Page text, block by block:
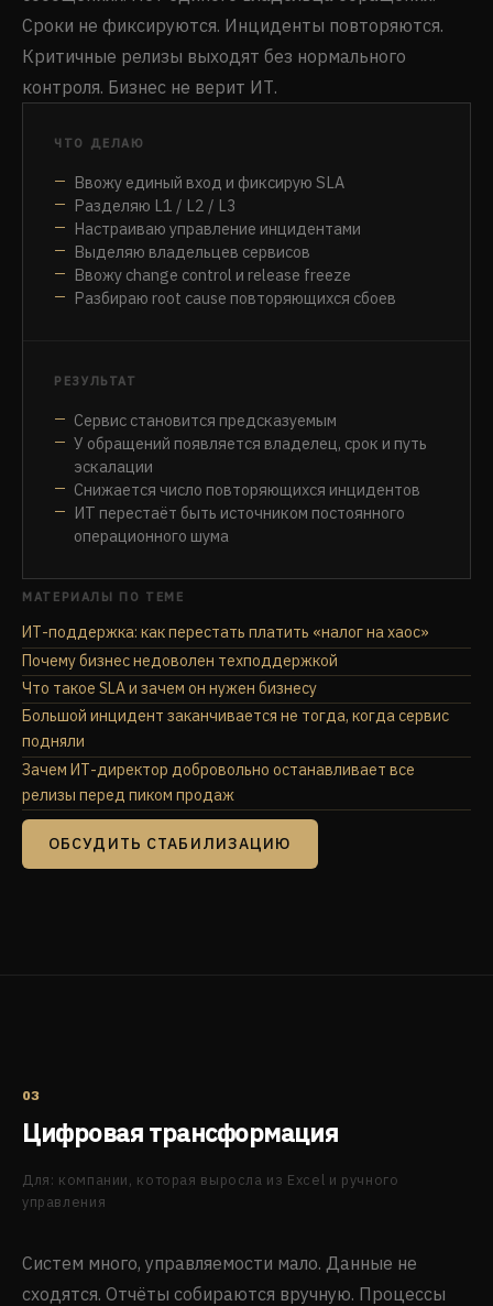
Сроки не фиксируются. Инциденты повторяются.
Критичные релизы выходят без нормального
контроля. Бизнес не верит ИТ.
ЧТО ДЕЛАЮ
Ввожу единый вход и фиксирую SLA
Разделяю L1 / L2 / L3
Настраиваю управление инцидентами
Выделяю владельцев сервисов
Ввожу change control и release freeze
Разбираю root cause повторяющихся сбоев
РЕЗУЛЬТАТ
Сервис становится предсказуемым
У обращений появляется владелец, срок и путь
эскалации
Снижается число повторяющихся инцидентов
ИТ перестаёт быть источником постоянного
операционного шума
МАТЕРИАЛЫ ПО ТЕМЕ
ИТ-поддержка: как перестать платить «налог на хаос»
Почему бизнес недоволен техподдержкой
Что такое SLA и зачем он нужен бизнесу
Большой инцидент заканчивается не тогда, когда сервис
подняли
Зачем ИТ-директор добровольно останавливает все
релизы перед пиком продаж
ОБСУДИТЬ СТАБИЛИЗАЦИЮ
03
Цифровая трансформация
Для: компании, которая выросла из Excel и ручного
управления
Систем много, управляемости мало. Данные не
сходятся. Отчёты собираются вручную. Процессы